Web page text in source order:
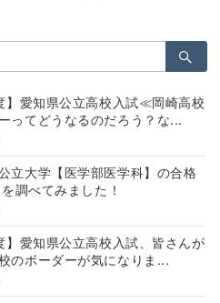
】愛知県公立高校入試≪岡崎高校
ってどうなるのだろう？な...
立大学【医学部医学科】の合格
調べてみました！
】愛知県公立高校入試、皆さんが
のボーダーが気になりま...